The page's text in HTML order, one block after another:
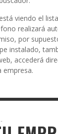
viendo el
realizará
por
instalado,
accederá
empresa.